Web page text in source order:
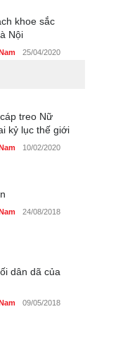
khoe sắc
Nội
25/04/2020
24/04/2020
đồng quê
treo Nữ
kỷ lục thế giới
10/02/2020
24/08/2018
dân dã của
09/05/2018